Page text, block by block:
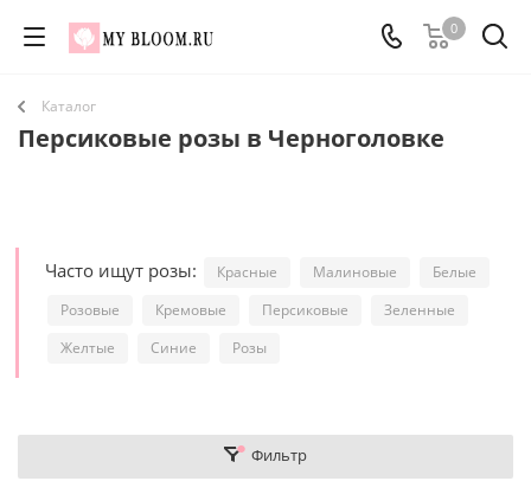
0
Каталог
Персиковые розы в Черноголовке
Часто ищут розы: Красные Малиновые
Белые
Розовые
Кремовые Персиковые
Зеленные
Желтые
Синие Розы
Фильтр